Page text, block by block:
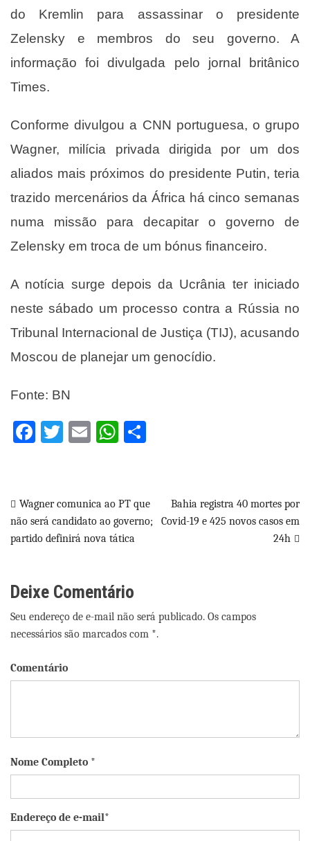
do Kremlin para assassinar o presidente
Zelensky e membros do seu governo. A
informação foi divulgada pelo jornal britânico
Times.
Conforme divulgou a CNN portuguesa, o grupo
Wagner, milícia privada dirigida por um dos
aliados mais próximos do presidente Putin, teria
trazido mercenários da África há cinco semanas
numa missão para decapitar o governo de
Zelensky em troca de um bónus financeiro.
A notícia surge depois da Ucrânia ter iniciado
neste sábado um processo contra a Rússia no
Tribunal Internacional de Justiça (TIJ), acusando
Moscou de planejar um genocídio.
Fonte: BN
Facebook
Twitter
EmailWhatsApp
Navegação
de
Wagner comunica ao PT que
não será candidato ao governo;
partido definirá nova tática
Bahia registra 40 mortes por
Covid-19 e 425 novos casos em
24h
Deixe Comentário
Seu endereço de e-mail não será publicado. Os campos
necessários são marcados com *.
Comentário
Nome Completo *
Endereço de e-mail*